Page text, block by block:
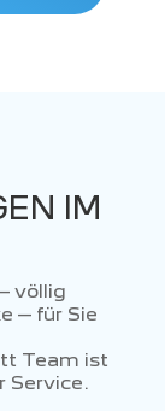
IM
völlig
– für Sie
Team ist
Service.